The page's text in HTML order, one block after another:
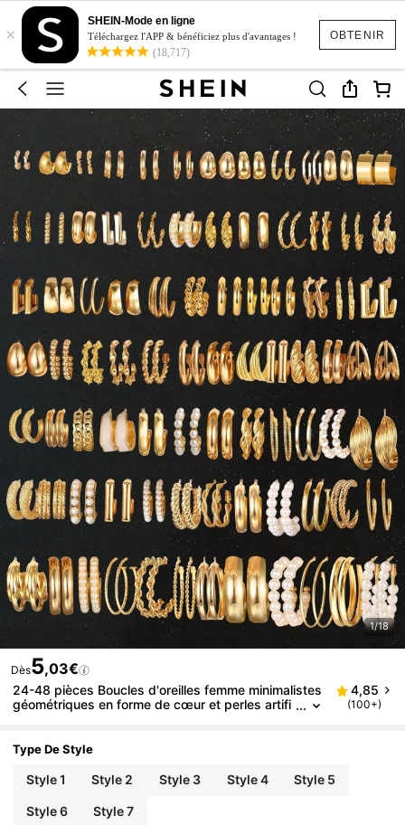
OBTENIR
×
SHEIN-Mode en ligne
Téléchargez l'APP & bénéficiez plus d'avantages !
(18,717)
1/18
Dès5,03€
24-48 pièces Boucles d'oreilles femme minimalistes
géométriques en forme de cœur et perles artifi
l
4,85
(100+)
Type De Style
Style 1 Style 2 Style 3 Style 4 Style 5
Style 6 Style 7